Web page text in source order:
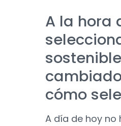
A la hora
cómo
A día de hoy no